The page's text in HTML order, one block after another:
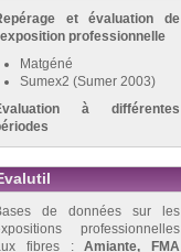
et évaluation de
professionnelle
Matgéné
Sumex2 (Sumer 2003)
à différentes
de données sur les
professionnelles
fibres :Amiante, FMA